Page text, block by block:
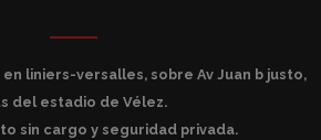
liniers-versalles, sobre Av Juan b justo,
del estadio de Vélez.
sin cargo y seguridad privada.